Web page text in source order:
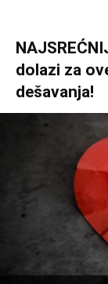
dolazi za
dešavanja!